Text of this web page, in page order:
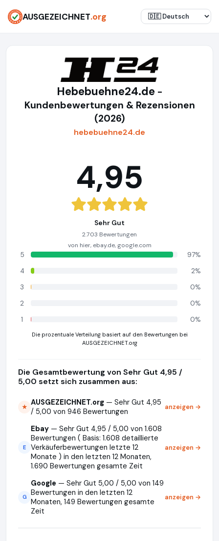
AUSGEZEICHNET.org
Hebebuehne24.de -
Kundenbewertungen & Rezensionen
(2026)
hebebuehne24.de
4,95
Sehr Gut
2.703 Bewertungen
von hier, ebay.de, google.com
5
97%
4
2%
3
0%
2
0%
1
0%
Die prozentuale Verteilung basiert auf den Bewertungen bei
AUSGEZEICHNET.org
Die Gesamtbewertung von Sehr Gut 4,95 /
5,00 setzt sich zusammen aus:
★ AUSGEZEICHNET.org — Sehr Gut 4,95
/ 5,00 von 946 Bewertungen
anzeigen →
E
Ebay — Sehr Gut 4,95 / 5,00 von 1.608
Bewertungen ( Basis: 1.608 detaillierte
Verkäuferbewertungen letzte 12
Monate ) in den letzten 12 Monaten,
1.690 Bewertungen gesamte Zeit
anzeigen →
G
Google — Sehr Gut 5,00 / 5,00 von 149
Bewertungen in den letzten 12
Monaten, 149 Bewertungen gesamte
Zeit
anzeigen →